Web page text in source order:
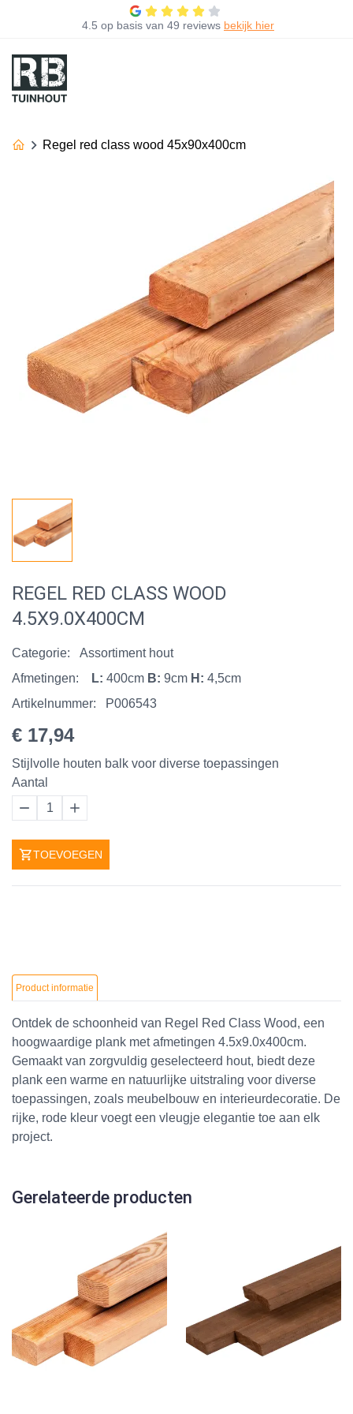
4.5 op basis van 49 reviews bekijk hier
Regel red class wood 45x90x400cm
REGEL RED CLASS WOOD
4.5X9.0X400CM
Categorie:
Assortiment hout
Afmetingen:
L: 400cm B: 9cm H: 4,5cm
Artikelnummer:
P006543
€ 17,94
Stijlvolle houten balk voor diverse toepassingen
Aantal
1
TOEVOEGEN
Product informatie
Ontdek de schoonheid van Regel Red Class Wood, een
hoogwaardige plank met afmetingen 4.5x9.0x400cm.
Gemaakt van zorgvuldig geselecteerd hout, biedt deze
plank een warme en natuurlijke uitstraling voor diverse
toepassingen, zoals meubelbouw en interieurdecoratie. De
rijke, rode kleur voegt een vleugje elegantie toe aan elk
project.
Gerelateerde producten